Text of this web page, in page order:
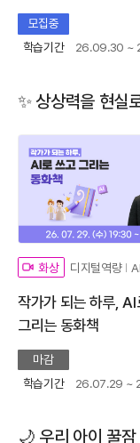
모집중
학습기간
26.09.30 ~
✨ 상상력을 현실
화상 디지털역량 AI
작가가 되는 하루, AI
그리는 동화책
마감
학습기간
26.07.29 ~
🌙 우리 아이 꿀